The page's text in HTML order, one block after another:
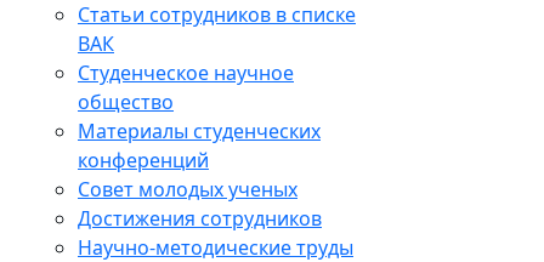
Статьи сотрудников в списке
ВАК
Студенческое научное
общество
Материалы студенческих
конференций
Совет молодых ученых
Достижения сотрудников
Научно-методические труды